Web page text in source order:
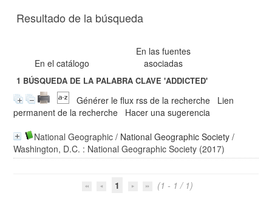
Resultado de la búsqueda
En el catálogo
En las fuentes
asociadas
1 BÚSQUEDA DE LA PALABRA CLAVE'ADDICTED'
Générer le flux rss de la recherche
Lien
permanent de la recherche
Hacer una sugerencia
National Geographic / National Geographic Society /
Washington, D.C. : National Geographic Society (2017)
1 (1 - 1 / 1)